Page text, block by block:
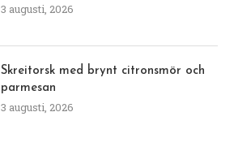
3 augusti, 2026
Skreitorsk med brynt citronsmör och
parmesan
3 augusti, 2026